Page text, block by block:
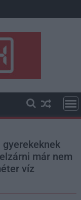
már nem
víz